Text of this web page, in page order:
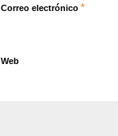
Correo electrónico *
Web